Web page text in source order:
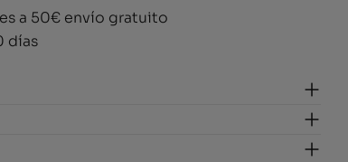
a 50€ envío gratuito
días